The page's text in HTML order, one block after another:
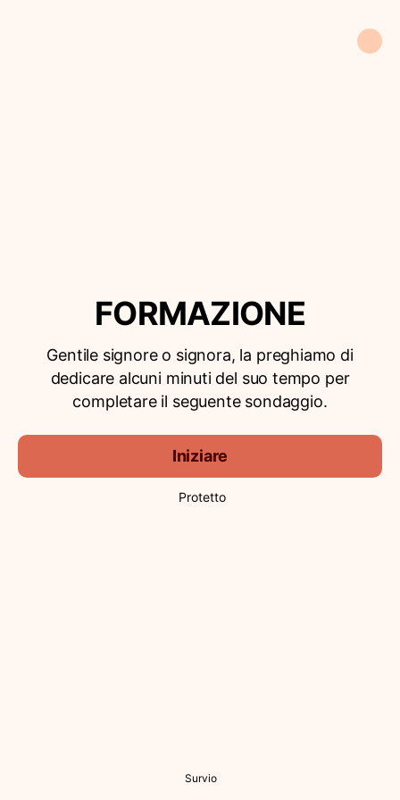
FORMAZIONE
Gentile signore o signora, la preghiamo di
dedicare alcuni minuti del suo tempo per
completare il seguente sondaggio.
Iniziare
Protetto
Survio